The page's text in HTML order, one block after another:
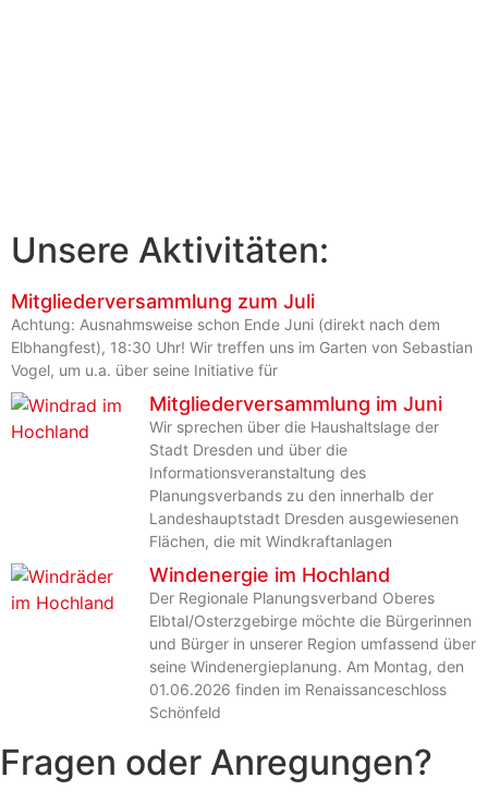
Unsere Aktivitäten:
Mitgliederversammlung zum Juli
Achtung: Ausnahmsweise schon Ende Juni (direkt nach dem
Elbhangfest), 18:30 Uhr! Wir treffen uns im Garten von Sebastian
Vogel, um u.a. über seine Initiative für
Mitgliederversammlung im Juni
Wir sprechen über die Haushaltslage der
Stadt Dresden und über die
Informationsveranstaltung des
Planungsverbands zu den innerhalb der
Landeshauptstadt Dresden ausgewiesenen
Flächen, die mit Windkraftanlagen
Windenergie im Hochland
Der Regionale Planungsverband Oberes
Elbtal/Osterzgebirge möchte die Bürgerinnen
und Bürger in unserer Region umfassend über
seine Windenergieplanung. Am Montag, den
01.06.2026 finden im Renaissanceschloss
Schönfeld
Fragen oder Anregungen?